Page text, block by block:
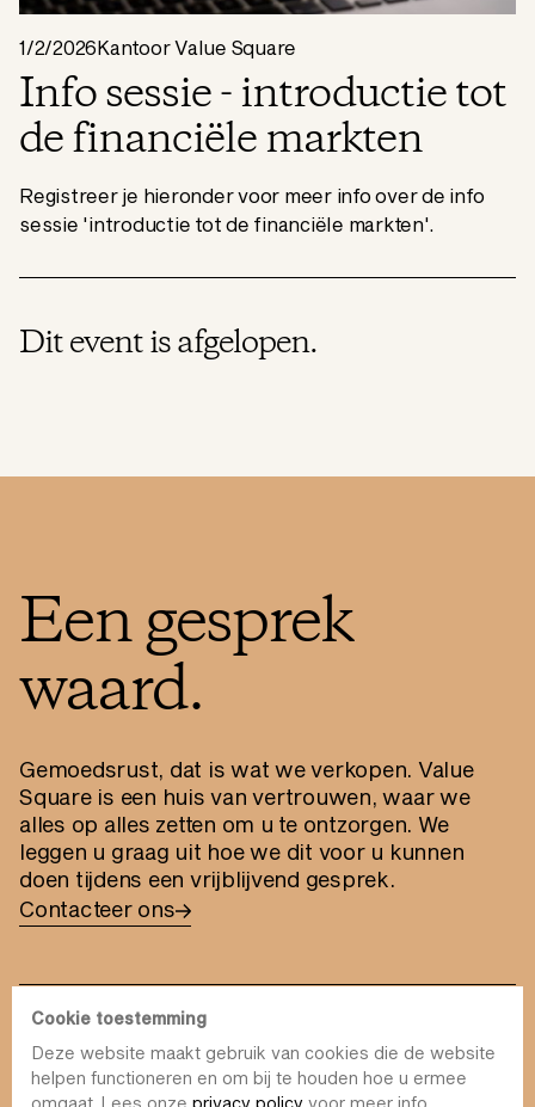
1/2/2026Kantoor Value Square
Info sessie - introductie tot
de financiële markten
Registreer je hieronder voor meer info over de info
sessie 'introductie tot de financiële markten'.
Dit event is afgelopen.
Een gesprek
waard.
Gemoedsrust, dat is wat we verkopen. Value
Square is een huis van vertrouwen, waar we
alles op alles zetten om u te ontzorgen. We
leggen u graag uit hoe we dit voor u kunnen
doen tijdens een vrijblijvend gesprek.
Contacteer ons
info@value-square.be
Cookie toestemming
Deze website maakt gebruik van cookies die de website
helpen functioneren en om bij te houden hoe u ermee
omgaat. Lees onze privacy policy voor meer info.